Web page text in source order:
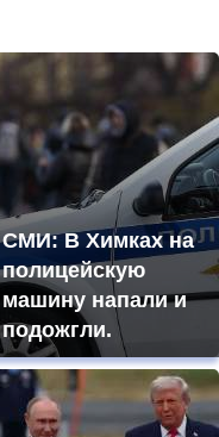
СМИ: В Химках на
полицейскую
машину напали и
подожгли.